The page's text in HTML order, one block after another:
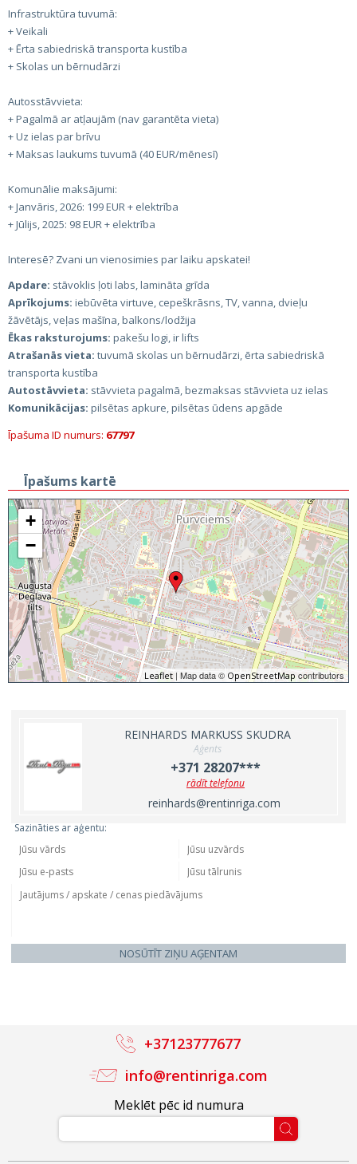
Infrastruktūra tuvumā:
+ Veikali
+ Ērta sabiedriskā transporta kustība
+ Skolas un bērnudārzi
Autosstāvvieta:
+ Pagalmā ar atļaujām (nav garantēta vieta)
+ Uz ielas par brīvu
+ Maksas laukums tuvumā (40 EUR/mēnesī)
Komunālie maksājumi:
+ Janvāris, 2026: 199 EUR + elektrība
+ Jūlijs, 2025: 98 EUR + elektrība
Interesē? Zvani un vienosimies par laiku apskatei!
Apdare: stāvoklis ļoti labs, lamināta grīda
Aprīkojums: iebūvēta virtuve, cepeškrāsns, TV, vanna, dvieļu
žāvētājs, veļas mašīna, balkons/lodžija
Ēkas raksturojums: pakešu logi, ir lifts
Atrašanās vieta: tuvumā skolas un bērnudārzi, ērta sabiedriskā
transporta kustība
Autostāvvieta: stāvvieta pagalmā, bezmaksas stāvvieta uz ielas
Komunikācijas: pilsētas apkure, pilsētas ūdens apgāde
Īpašuma ID numurs: 67797
Īpašums kartē
+
−
Leaflet | Map data © OpenStreetMapcontributors
REINHARDS MARKUSS SKUDRA
Aģents
+371 28207***
rādīt telefonu
reinhards@rentinriga.com
Sazināties ar aģentu:
NOSŪTĪT ZIŅU AĢENTAM
Meklēt pēc id numura
info@rentinriga.com
+37123777677